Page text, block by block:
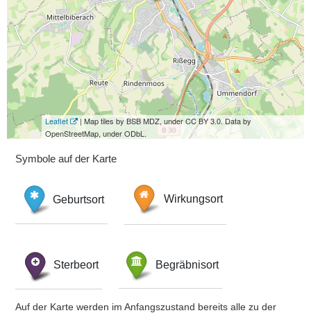
Leaflet
| Map tiles by BSB MDZ, under CC BY 3.0. Data by
OpenStreetMap, under ODbL.
Symbole auf der Karte
Geburtsort Wirkungsort
Sterbeort Begräbnisort
Auf der Karte werden im Anfangszustand bereits alle zu der